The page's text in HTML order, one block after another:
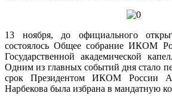
13 ноября, до официального
состоялось Общее собрание ИКОМ
Государственной академической
Одним из главных событий дня стало
срок Президентом ИКОМ России
Нарбекова была избрана в мандатную